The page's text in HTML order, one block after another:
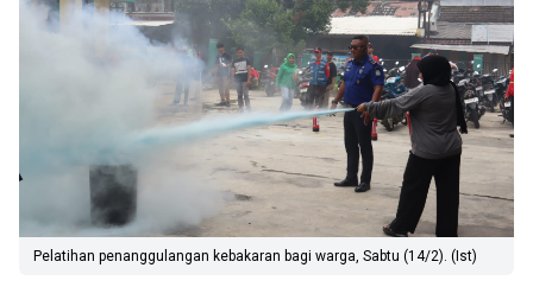
Pelatihan penanggulangan kebakaran bagi warga, Sabtu (14/2). (Ist)